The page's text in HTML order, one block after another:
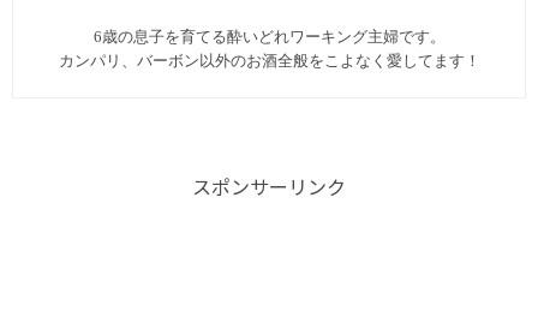
6歳の息子を育てる酔いどれワーキング主婦です。
カンパリ、バーボン以外のお酒全般をこよなく愛してます︎！
スポンサーリンク